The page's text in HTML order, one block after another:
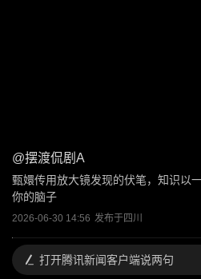
@摆渡侃剧A
甄嬛传用放大镜发现的伏笔，知识以
你的脑子
2026-06-30 14:56 发布于四川
打开腾讯新闻客户端说两句